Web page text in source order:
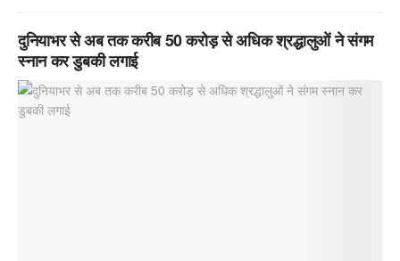
दुनियाभर से अब तक करीब 50 करोड़ से अधिक श्रद्धालुओं ने संगम
स्नान कर डुबकी लगाई